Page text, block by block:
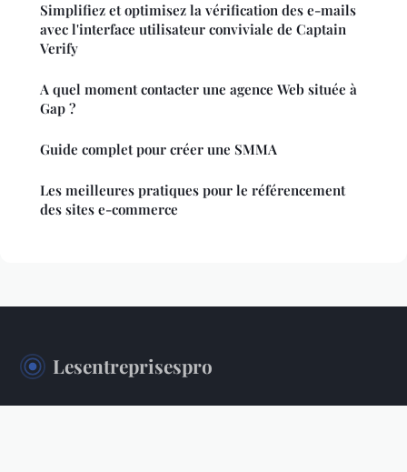
Simplifiez et optimisez la vérification des e-mails
avec l'interface utilisateur conviviale de Captain
Verify
A quel moment contacter une agence Web située à
Gap ?
Guide complet pour créer une SMMA
Les meilleures pratiques pour le référencement
des sites e-commerce
Lesentreprisespro